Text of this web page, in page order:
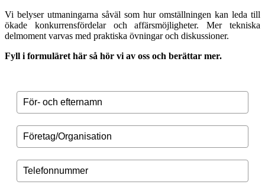
Vi belyser utmaningarna såväl som hur omställningen kan leda till
ökade konkurrensfördelar och affärsmöjligheter. Mer tekniska
delmoment varvas med praktiska övningar och diskussioner.
Fyll i formuläret här så hör vi av oss och berättar mer.